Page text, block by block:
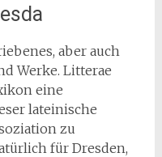
aber auch
Werke. Litterae
eine
lateinische
zu
für Dresden,